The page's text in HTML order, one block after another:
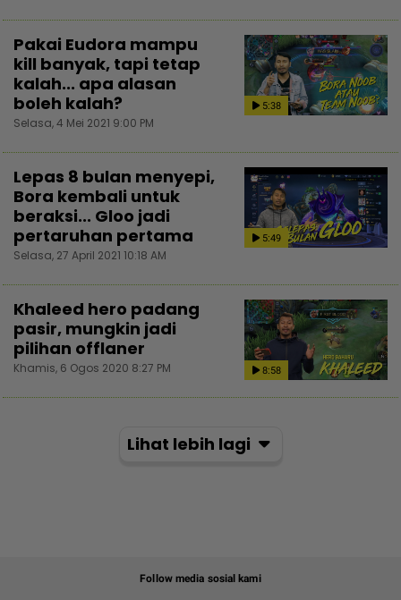
5:38
Pakai Eudora mampu
kill banyak, tapi tetap
kalah... apa alasan
boleh kalah?
Selasa, 4 Mei 2021 9:00 PM
5:49
Lepas 8 bulan menyepi,
Bora kembali untuk
beraksi... Gloo jadi
pertaruhan pertama
Selasa, 27 April 2021 10:18 AM
8:58
Khaleed hero padang
pasir, mungkin jadi
pilihan offlaner
Khamis, 6 Ogos 2020 8:27 PM
Lihat lebih lagi
Follow media sosial kami